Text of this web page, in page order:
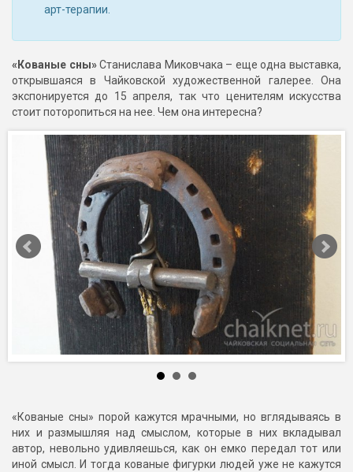
арт-терапии.
«Кованые сны»Станислава Миковчака – еще одна выставка,
открывшаяся в Чайковской художественной галерее. Она
экспонируется до 15 апреля, так что ценителям искусства
стоит поторопиться на нее. Чем она интересна?
«Кованые сны» порой кажутся мрачными, но вглядываясь в
них и размышляя над смыслом, которые в них вкладывал
автор, невольно удивляешься, как он емко передал тот или
иной смысл. И тогда кованые фигурки людей уже не кажутся